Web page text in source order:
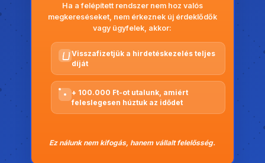
Ha a felépített rendszer nem hoz valós
megkereséseket, nem érkeznek új érdeklődők
vagy ügyfelek, akkor:
Visszafizetjük a hirdetéskezelés teljes
díját
+ 100.000 Ft-ot utalunk, amiért
feleslegesen húztuk az idődet
Ez nálunk nem kifogás, hanem vállalt felelősség.